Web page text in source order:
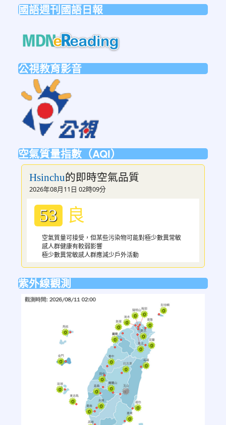
國語週刊國語日報
公視教育影音
空氣質量指數（AQI）
Hsinchu的即時空氣品質
2026年08月11日 02時09分
53 良
空氣質量可接受，但某些污染物可能對極少數異常敏
感人群健康有較弱影響
極少數異常敏感人群應減少戶外活動
紫外線觀測